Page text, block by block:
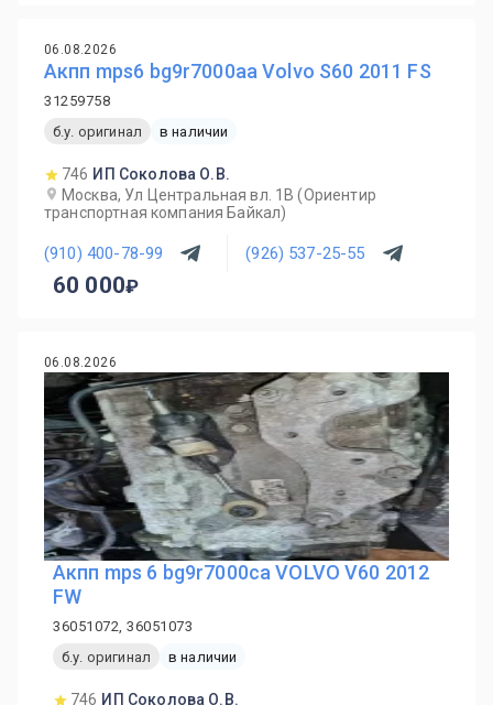
06.08.2026
Акпп mps6 bg9r7000aa Volvo S60 2011 FS
31259758
б.у. оригинал
в наличии
746 ИП Соколова О.В.
Москва, Ул Центральная вл. 1В (Ориентир
транспортная компания Байкал)
(910) 400-78-99 (926) 537-25-55
60 000
06.08.2026
Акпп mps 6 bg9r7000ca VOLVO V60 2012
FW
36051072, 36051073
б.у. оригинал
в наличии
746 ИП Соколова О.В.